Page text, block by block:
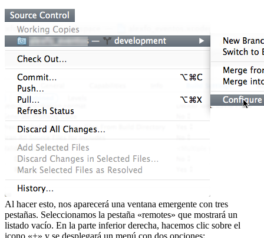
Al hacer esto, nos aparecerá una ventana emergente con tres
pestañas. Seleccionamos la pestaña «remotes» que mostrará un
listado vacío. En la parte inferior derecha, hacemos clic sobre el